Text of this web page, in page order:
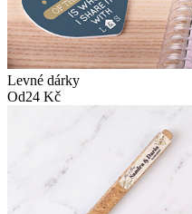
Levné dárky
Od24 Kč